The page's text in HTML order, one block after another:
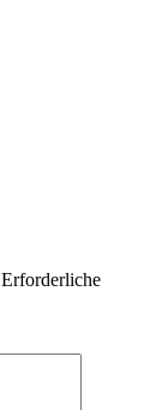
Erforderliche